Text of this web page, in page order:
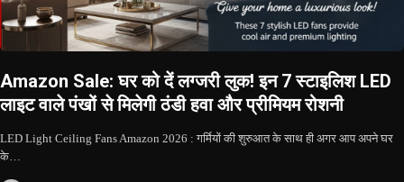
Amazon Sale: घर को दें लग्जरी लुक! इन 7 स्टाइलिश LED
लाइट वाले पंखों से मिलेगी ठंडी हवा और प्रीमियम रोशनी
LED Light Ceiling Fans Amazon 2026 : गर्मियों की शुरुआत के साथ ही अगर आप अपने घर
के…